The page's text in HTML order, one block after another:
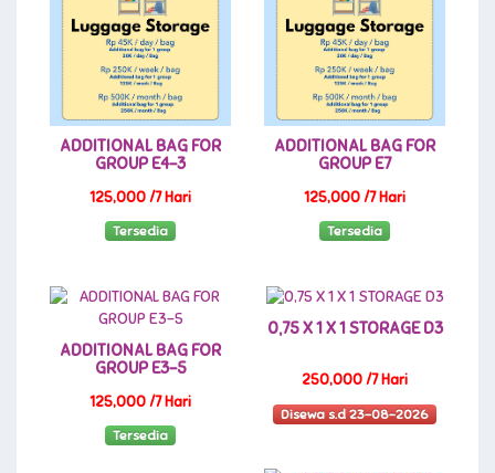
ADDITIONAL BAG FOR
GROUP E4-3
125,000 /7 Hari
Tersedia
ADDITIONAL BAG FOR
GROUP E7
125,000 /7 Hari
Tersedia
ADDITIONAL BAG FOR
GROUP E3-5
125,000 /7 Hari
Tersedia
0,75 X 1 X 1 STORAGE D3
250,000 /7 Hari
Disewa s.d 23-08-2026